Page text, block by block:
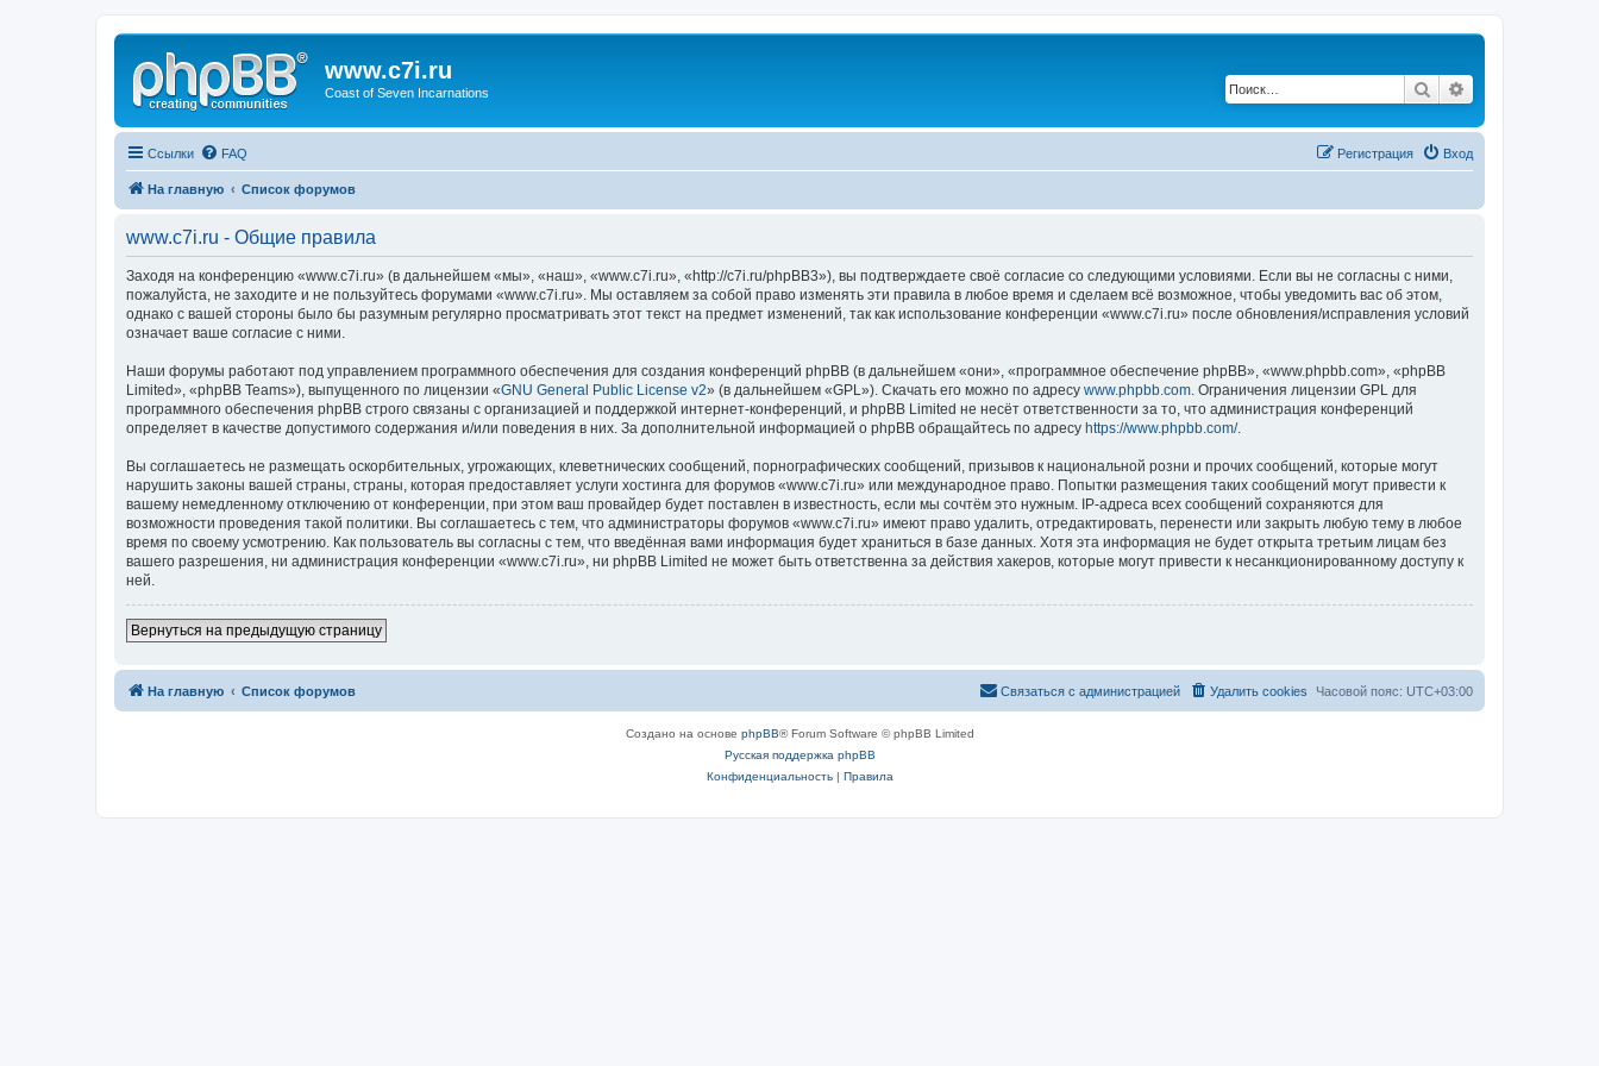
www.c7i.ru
Coast of Seven Incarnations Поиск
Ссылки FAQ Вход
Регистрация
На главную Список форумов
www.c7i.ru - Общие правила
Заходя на конференцию «www.c7i.ru» (в дальнейшем «мы», «наш», «www.c7i.ru», «http://c7i.ru/phpBB3»), вы подтверждаете своё согласие со следующими условиями. Если вы не согласны с ними,
пожалуйста, не заходите и не пользуйтесь форумами «www.c7i.ru». Мы оставляем за собой право изменять эти правила в любое время и сделаем всё возможное, чтобы уведомить вас об этом,
однако с вашей стороны было бы разумным регулярно просматривать этот текст на предмет изменений, так как использование конференции «www.c7i.ru» после обновления/исправления условий
означает ваше согласие с ними.
Наши форумы работают под управлением программного обеспечения для создания конференций phpBB (в дальнейшем «они», «программное обеспечение phpBB», «www.phpbb.com», «phpBB
Limited», «phpBB Teams»), выпущенного по лицензии «GNU General Public License v2» (в дальнейшем «GPL»). Скачать его можно по адресу www.phpbb.com . Ограничения лицензии GPL для
программного обеспечения phpBB строго связаны с организацией и поддержкой интернет-конференций, и phpBB Limited не несёт ответственности за то, что администрация конференций
определяет в качестве допустимого содержания и/или поведения в них. За дополнительной информацией о phpBB обращайтесь по адресу https://www.phpbb.com/.
Вы соглашаетесь не размещать оскорбительных, угрожающих, клеветнических сообщений, порнографических сообщений, призывов к национальной розни и прочих сообщений, которые могут
нарушить законы вашей страны, страны, которая предоставляет услуги хостинга для форумов «www.c7i.ru» или международное право. Попытки размещения таких сообщений могут привести к
вашему немедленному отключению от конференции, при этом ваш провайдер будет поставлен в известность, если мы сочтём это нужным. IP-адреса всех сообщений сохраняются для
возможности проведения такой политики. Вы соглашаетесь с тем, что администраторы форумов «www.c7i.ru» имеют право удалить, отредактировать, перенести или закрыть любую тему в любое
время по своему усмотрению. Как пользователь вы согласны с тем, что введённая вами информация будет храниться в базе данных. Хотя эта информация не будет открыта третьим лицам без
вашего разрешения, ни администрация конференции «www.c7i.ru», ни phpBB Limited не может быть ответственна за действия хакеров, которые могут привести к несанкционированному доступу к
ней.
Вернуться на предыдущую страницу
На главную Список форумов Часовой пояс: UTC+03:00
Удалить cookies
Связаться с администрацией
Создано на основе phpBB® Forum Software © phpBB Limited
Русская поддержка phpBB
Конфиденциальность| Правила